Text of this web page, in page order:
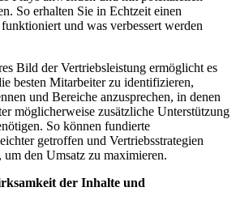
So erhalten Sie in Echtzeit einen
und was verbessert werden
Bild der Vertriebsleistung ermöglicht es
besten Mitarbeiter zu identifizieren,
und Bereiche anzusprechen, in denen
möglicherweise zusätzliche Unterstützung
So können fundierte
getroffen und Vertriebsstrategien
den Umsatz zu maximieren.
der Inhalte und